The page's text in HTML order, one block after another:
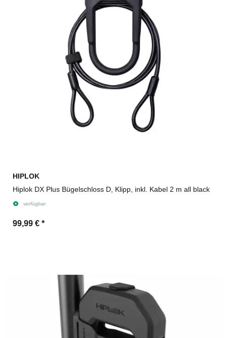
HIPLOK
Hiplok DX Plus Bügelschloss D, Klipp, inkl. Kabel 2 m all black
verfügbar
99,99 € *